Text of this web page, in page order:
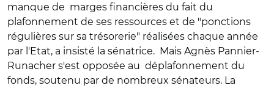
manque de marges financières du fait du
plafonnement de ses ressources et de "ponctions
régulières sur sa trésorerie" réalisées chaque année
par l'Etat, a insisté la sénatrice. Mais Agnès Pannier-
Runacher s'est opposée au déplafonnement du
fonds, soutenu par de nombreux sénateurs. La